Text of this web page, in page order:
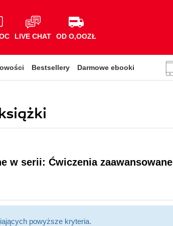
LIVE CHAT OD O,OOZŁ
Bestsellery Darmowe ebooki
w serii: Ćwiczenia zaawansowane
powyższe kryteria.